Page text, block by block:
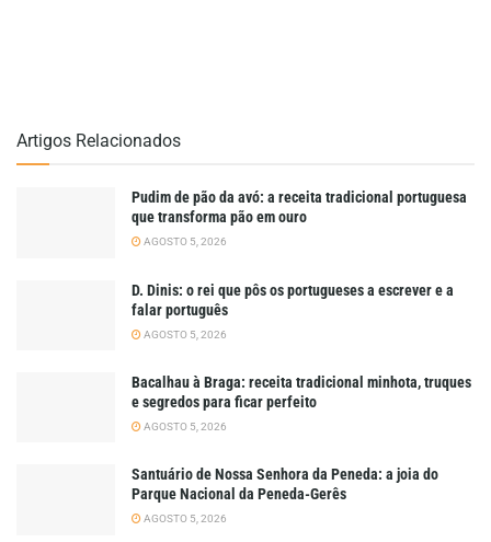
Artigos Relacionados
Pudim de pão da avó: a receita tradicional portuguesa
que transforma pão em ouro
AGOSTO 5, 2026
D. Dinis: o rei que pôs os portugueses a escrever e a
falar português
AGOSTO 5, 2026
Bacalhau à Braga: receita tradicional minhota, truques
e segredos para ficar perfeito
AGOSTO 5, 2026
Santuário de Nossa Senhora da Peneda: a joia do
Parque Nacional da Peneda-Gerês
AGOSTO 5, 2026